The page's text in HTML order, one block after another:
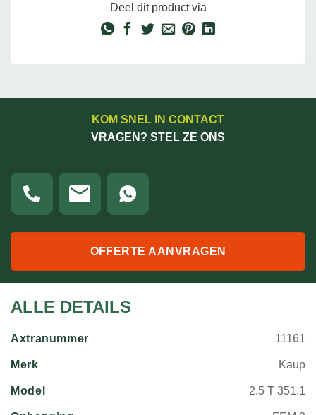
Deel dit product via
KOM SNEL IN CONTACT
VRAGEN? STEL ZE ONS
OFFERTE AANVRAGEN
ALLE DETAILS
Axtranummer 11161
Merk Kaup
Model 2.5 T 351.1